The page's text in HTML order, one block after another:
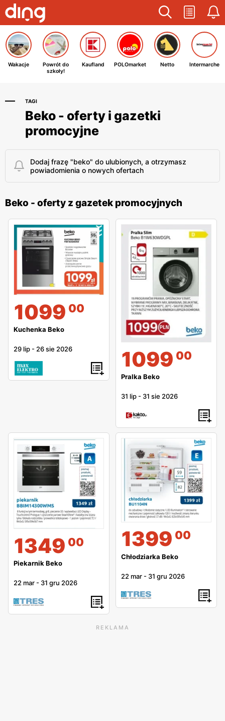
Wakacje
Powrót do
szkoły!
Kaufland POLOmarket Netto Intermarche
TAGI
Beko - oferty i gazetki
promocyjne
Dodaj frazę "beko" do ulubionych, a otrzymasz
powiadomienia o nowych ofertach
Beko - oferty z gazetek promocyjnych
1099 00
Kuchenka Beko
29 lip - 26 sie 2026 1099 00
Pralka Beko
31 lip - 31 sie 2026
1349 00
Piekarnik Beko
22 mar - 31 gru 2026
1399 00
Chłodziarka Beko
22 mar - 31 gru 2026
REKLAMA